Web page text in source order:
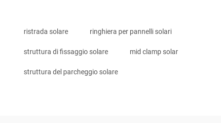
ristrada solare ringhiera per pannelli solari
struttura di fissaggio solare mid clamp solar
struttura del parcheggio solare